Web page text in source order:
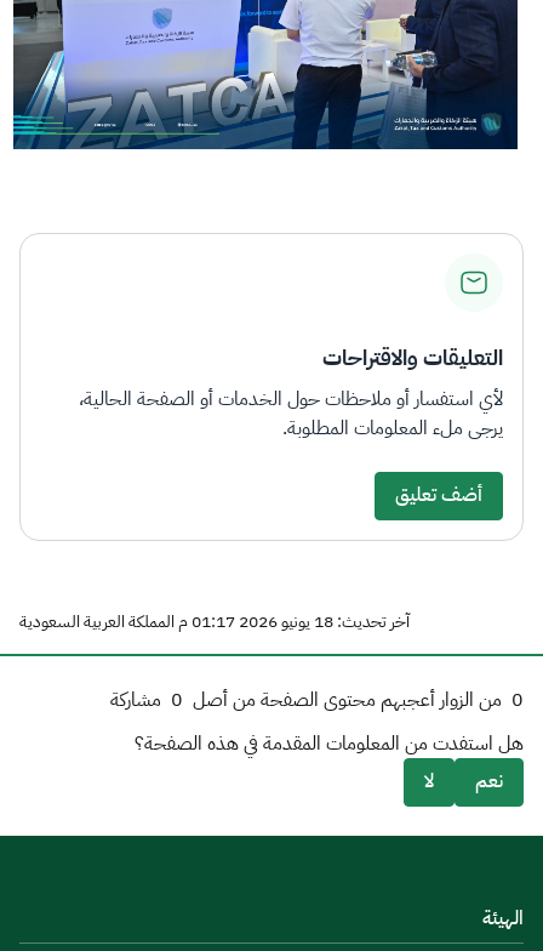
التعليقات والاقتراحات
لأي استفسار أو ملاحظات حول الخدمات أو الصفحة الحالية،
يرجى ملء المعلومات المطلوبة.
أضف تعليق
آخر تحديث: 18 يونيو 2026 01:17 م المملكة العربية السعودية
0 من الزوار أعجبهم محتوى الصفحة من أصل 0 مشاركة
هل استفدت من المعلومات المقدمة في هذه الصفحة؟
نعم
لا
الهيئة